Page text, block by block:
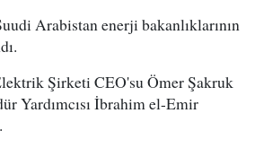
Arabistan enerji bakanlıklarının
Şirketi CEO'su Ömer Şakruk
Yardımcısı İbrahim el-Emir